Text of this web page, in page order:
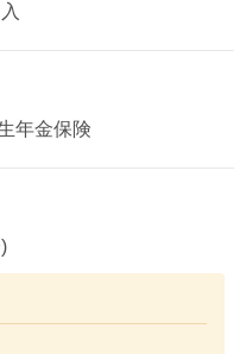
年金保険